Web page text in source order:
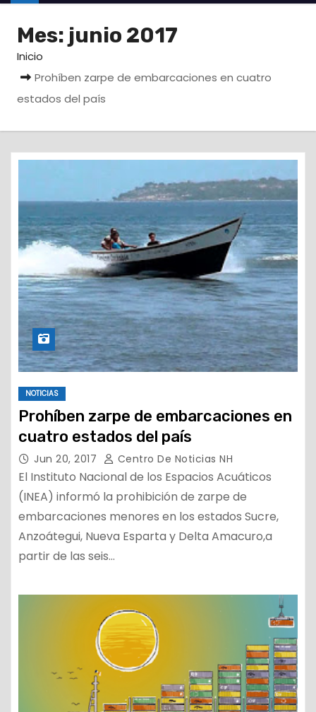
o
Mes: junio 2017
Inicio
Prohíben zarpe de embarcaciones en cuatro
estados del país
NOTICIAS
Prohíben zarpe de embarcaciones en
cuatro estados del país
Jun 20, 2017 Centro De Noticias NH
El Instituto Nacional de los Espacios Acuáticos
(INEA) informó la prohibición de zarpe de
embarcaciones menores en los estados Sucre,
Anzoátegui, Nueva Esparta y Delta Amacuro,a
partir de las seis…